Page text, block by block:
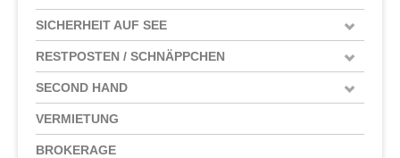
SICHERHEIT AUF SEE
RESTPOSTEN / SCHNÄPPCHEN
SECOND HAND
VERMIETUNG
BROKERAGE